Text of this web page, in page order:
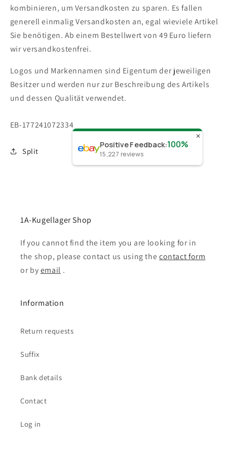
kombinieren, um Versandkosten zu sparen. Es fallen
generell einmalig Versandkosten an, egal wieviele Artikel
Sie benötigen.Ab einem Bestellwert von 49 Euro liefern
wir versandkostenfrei.
Logos und Markennamen sind Eigentum der jeweiligen
Besitzer und werden nur zur Beschreibung des Artikels
und dessen Qualität verwendet.
SKU:
EB-177241072334
Split
✕
Positive Feedback:100%
15,227 reviews
1A-Kugellager Shop
If you cannot find the item you are looking for in
the shop, please contact us using thecontact form
or byemail .
Information
Return requests
Suffix
Bank details
Contact
Log in